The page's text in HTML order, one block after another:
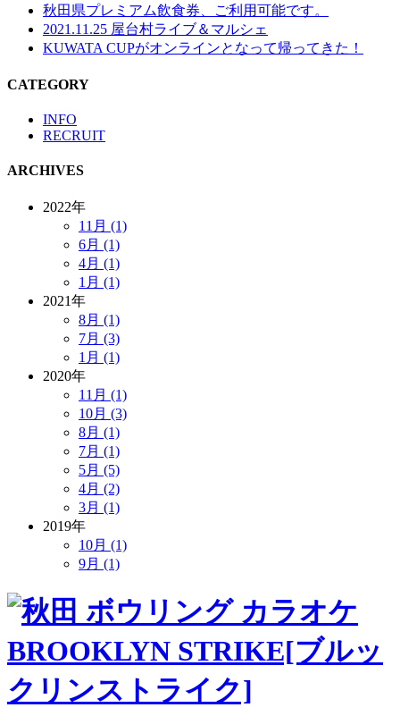
秋田県プレミアム飲食券、ご利用可能です。
2021.11.25 屋台村ライブ＆マルシェ
KUWATA CUPがオンラインとなって帰ってきた！
CATEGORY
INFO
RECRUIT
ARCHIVES
2022年
11月 (1)
6月 (1)
4月 (1)
1月 (1)
2021年
8月 (1)
7月 (3)
1月 (1)
2020年
11月 (1)
10月 (3)
8月 (1)
7月 (1)
5月 (5)
4月 (2)
3月 (1)
2019年
10月 (1)
9月 (1)